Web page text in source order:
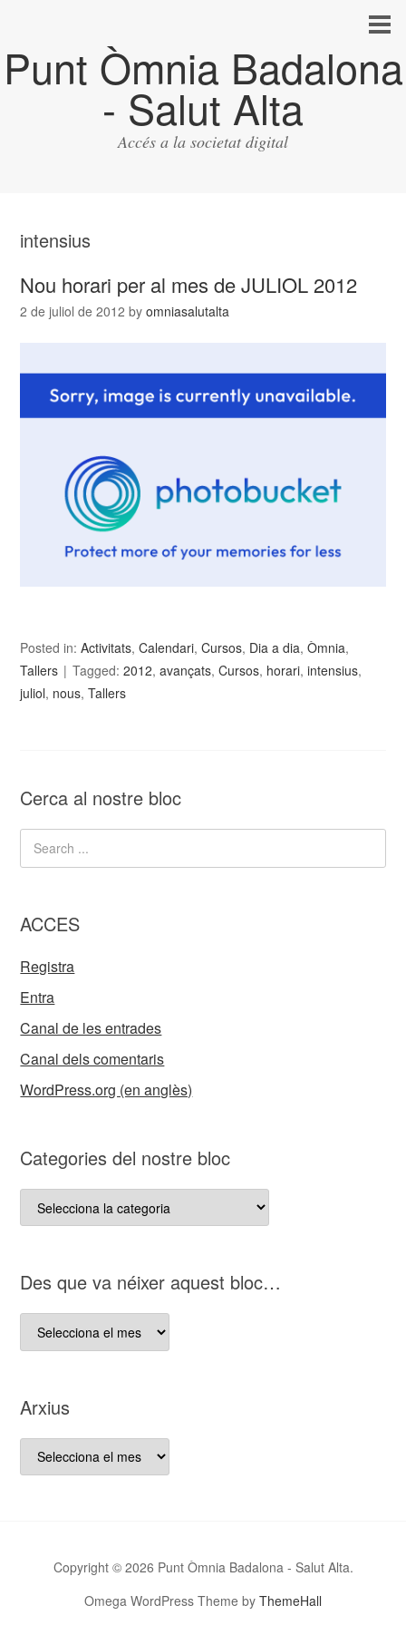
Punt Òmnia Badalona
- Salut Alta
Accés a la societat digital
intensius
Nou horari per al mes de JULIOL 2012
2 de juliol de 2012 byomniasalutalta
Posted in:Activitats,Calendari,Cursos, Dia a dia,Òmnia,
Tallers
Tagged:2012,avançats,Cursos, horari,intensius,
juliol, nous,Tallers
Cerca al nostre bloc
ACCES
Registra
Entra
Canal de les entrades
Canal dels comentaris
WordPress.org (en anglès)
Categories del nostre bloc
Categories
del
D es que va néixer aquest bloc…
D es
que
aquest
bloc…
Arxius
Arxius
Copyright © 2026 Punt Òmnia Badalona - Salut Alta.
Omega WordPress Theme by ThemeHall